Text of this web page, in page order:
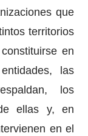
que
territorios
en
las
los
ellas y, en
en el